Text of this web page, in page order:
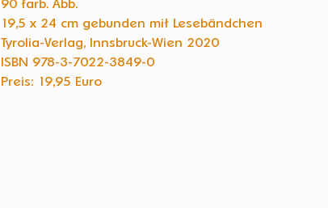
90 farb. Abb.
19,5 x 24 cm gebunden mit Lesebändchen
Tyrolia-Verlag, Innsbruck-Wien 2020
ISBN 978-3-7022-3849-0
Preis: 19,95 Euro